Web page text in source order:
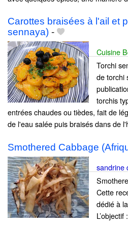
Carottes braisées à l'ail et
sennaya) -
Cuisine
Torchi
de torchi
torchis
entrées chaudes ou tièdes, fait de
de l'eau salée puis braisés dans de
Smothered Cabbage
sandrine
Cette
dédié à